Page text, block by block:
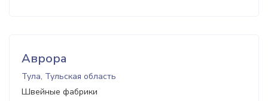
Аврора
Тула, Тульская область
Швейные фабрики